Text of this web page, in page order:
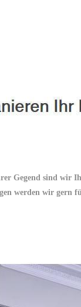
Gegend sind wir
werden wir gern